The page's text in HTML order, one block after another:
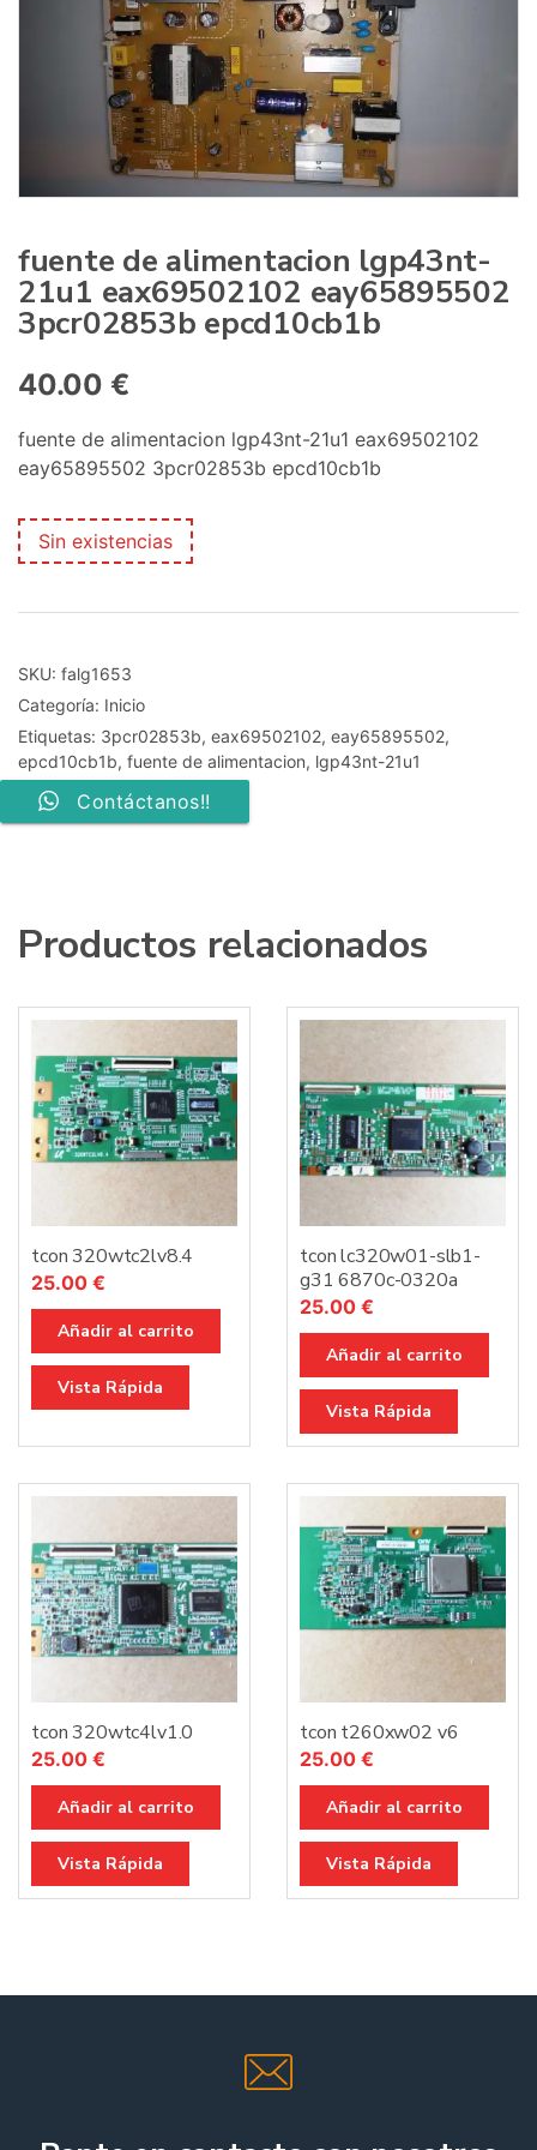
fuente de alimentacion lgp43nt-
21u1 eax69502102 eay65895502
3pcr02853b epcd10cb1b
40.00 €
fuente de alimentacion lgp43nt-21u1 eax69502102
eay65895502 3pcr02853b epcd10cb1b
Sin existencias
SKU: falg1653
Categoría: Inicio
Etiquetas: 3pcr02853b, eax69502102, eay65895502,
epcd10cb1b, fuente de alimentacion, lgp43nt-21u1
Contáctanos!!
Productos relacionados
tcon 320wtc2lv8.4
25.00 €
Añadir al carrito
Vista Rápida
tcon lc320w01-slb1-
g31 6870c-0320a
25.00 €
Añadir al carrito
Vista Rápida
tcon 320wtc4lv1.0
25.00 €
Añadir al carrito
Vista Rápida
tcon t260xw02 v6
25.00 €
Añadir al carrito
Vista Rápida